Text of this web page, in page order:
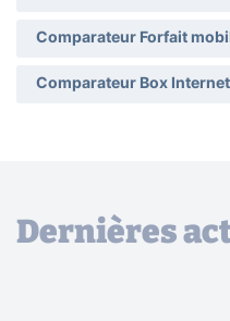
Comparateur Forfait
Comparateur Box Internet
Dernières